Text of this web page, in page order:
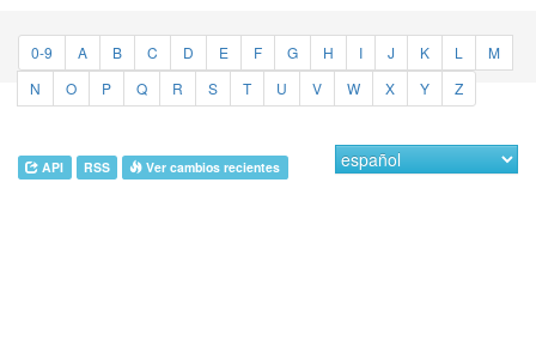
0-9 A B C D E F G H I J K L
M
N
O P Q R S T U V W X Y Z
API RSS Ver cambios recientes